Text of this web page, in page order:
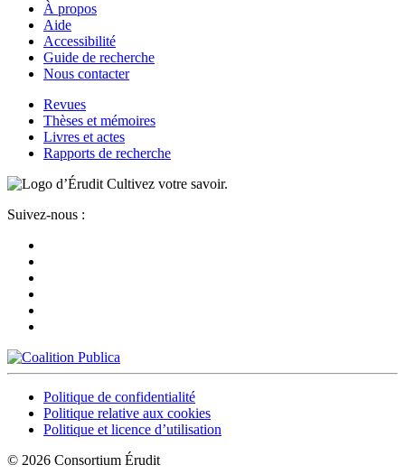
À propos
Aide
Accessibilité
Guide de recherche
Nous contacter
Revues
Thèses et mémoires
Livres et actes
Rapports de recherche
Cultivez votre savoir.
Suivez-nous :
Politique de confidentialité
Politique relative aux cookies
Politique et licence d’utilisation
© 2026 Consortium Érudit